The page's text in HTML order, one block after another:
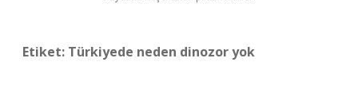
Etiket: Türkiyede neden dinozor yok